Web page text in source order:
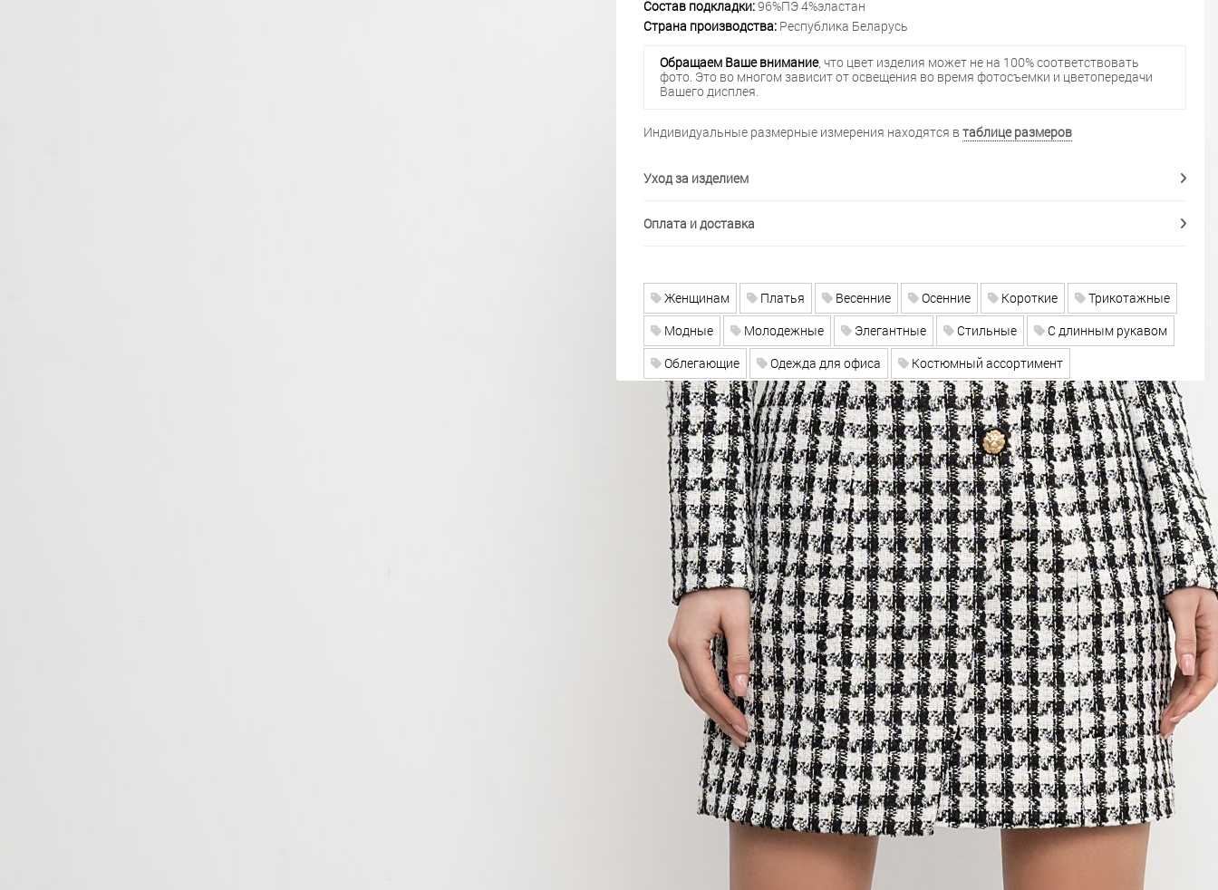
Состав подкладки:96%ПЭ 4%эластан
Страна производства:Республика Беларусь
Обращаем Ваше внимание, что цвет изделия может не на 100% соответствовать
фото. Это во многом зависит от освещения во время фотосъемки и цветопередачи
Вашего дисплея.
Индивидуальные размерные измерения находятся в таблице размеров
Уход за изделием
Оплата и доставка
Женщинам Платья Весенние Осенние Короткие
Трикотажные
Модные
Молодежные Элегантные Стильные
С длинным рукавом
Облегающие
Одежда для офиса Костюмный ассортимент